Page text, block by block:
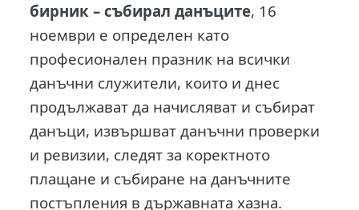
бирник – събирал данъците, 16
ноември е определен като
професионален празник на всички
данъчни служители, които и днес
продължават да начисляват и събират
данъци, извършват данъчни проверки
и ревизии, следят за коректното
плащане и събиране на данъчните
постъпления в държавната хазна.